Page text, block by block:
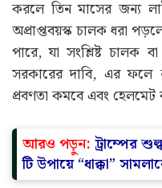
করলে তিন মাসের জন্য
অপ্রাপ্তবয়স্ক চালক ধরা
পারে, যা সংশ্লিষ্ট চালক
সরকারের দাবি, এর ফলে
প্রবণতা কমবে এবং হেলমেট
আরও পড়ুন: ট্রাম্পের
টি উপায়ে “ধাক্কা”